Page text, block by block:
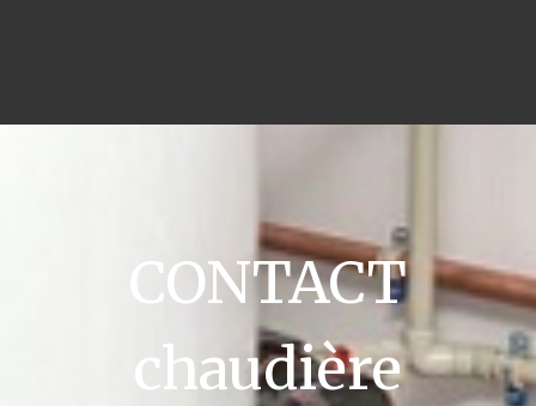
CONTACT
chaudière